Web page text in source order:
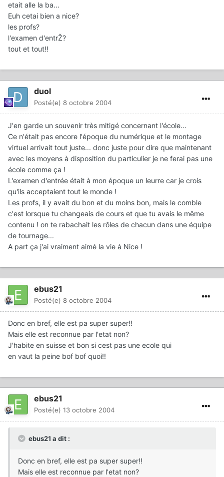
etait alle la ba...
Euh cetai bien a nice?
les profs?
l'examen d'entrŽ?
tout et tout!!
duol
Posté(e) 8 octobre 2004
J'en garde un souvenir très mitigé concernant l'école...
Ce n'était pas encore l'époque du numérique et le montage
virtuel arrivait tout juste... donc juste pour dire que maintenant
avec les moyens à disposition du particulier je ne ferai pas une
école comme ça !
L'examen d'entrée était à mon époque un leurre car je crois
qu'ils acceptaient tout le monde !
Les profs, il y avait du bon et du moins bon, mais le comble
c'est lorsque tu changeais de cours et que tu avais le même
contenu ! on te rabachait les rôles de chacun dans une équipe
de tournage...
A part ça j'ai vraiment aimé la vie à Nice !
ebus21
Posté(e) 8 octobre 2004
Donc en bref, elle est pa super super!!
Mais elle est reconnue par l'etat non?
J'habite en suisse et bon si cest pas une ecole qui
en vaut la peine bof bof quoi!!
ebus21
Posté(e) 13 octobre 2004
ebus21 a dit :
Donc en bref, elle est pa super super!!
Mais elle est reconnue par l'etat non?